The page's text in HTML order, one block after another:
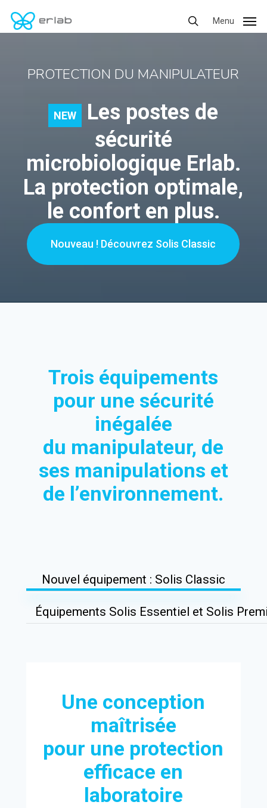
search
Menu
PROTECTION DU MANIPULATEUR
NEW
Les postes de
sécurité
microbiologique Erlab.
La protection optimale,
le confort en plus.
Nouveau ! Découvrez Solis Classic
Trois équipements
pour une sécurité
inégalée
du manipulateur, de
ses manipulations et
de l’environnement.
Nouvel équipement : Solis Classic
Équipements Solis Essentiel et Solis
Une conception
maîtrisée
pour une protection
efficace en
laboratoire